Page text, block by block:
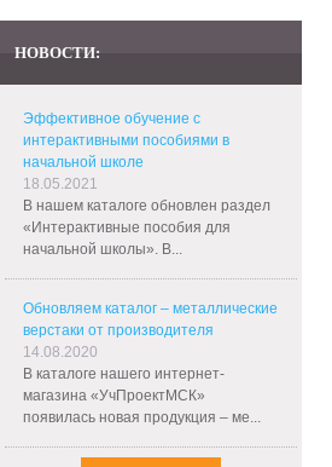
НОВОСТИ:
Эффективное обучение с
интерактивными пособиями в
начальной школе
18.05.2021
В нашем каталоге обновлен раздел
«Интерактивные пособия для
начальной школы». В...
Обновляем каталог – металлические
верстаки от производителя
14.08.2020
В каталоге нашего интернет-
магазина «УчПроектМСК»
появилась новая продукция – ме...